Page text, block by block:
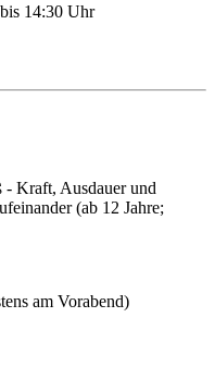
bis 14:30 Uhr
- Kraft, Ausdauer und
(ab 12 Jahre;
am Vorabend)